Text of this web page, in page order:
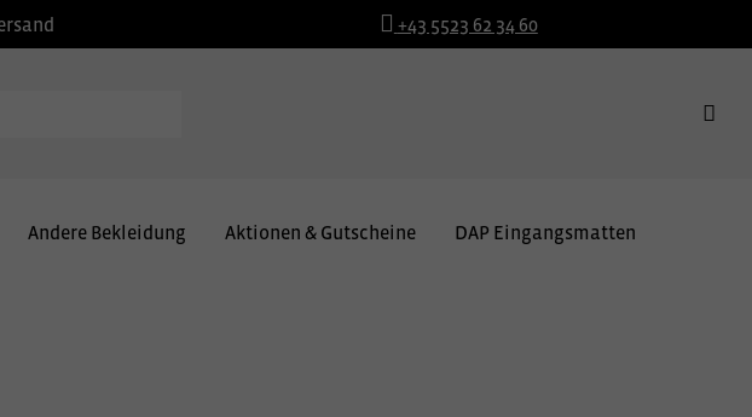
+43 5523 62 34 60
Andere Bekleidung Aktionen & Gutscheine DAP Eingangsmatten